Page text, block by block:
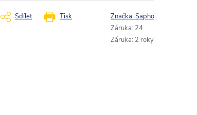
Tisk
Sdílet Značka:Sapho
Záruka: 24
Záruka: 2 roky